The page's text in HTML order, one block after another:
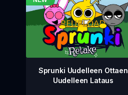
Sprunki Uudelleen Ottaen
Uudelleen Lataus